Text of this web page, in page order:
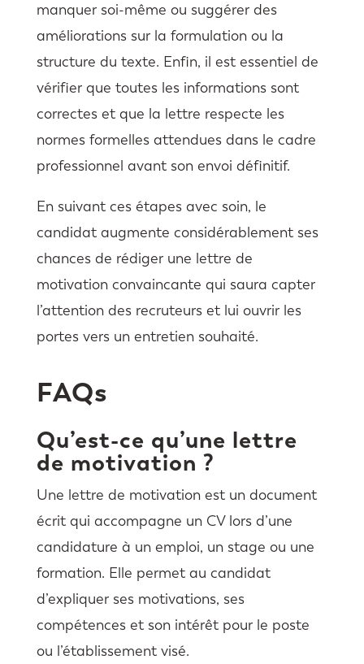
manquer soi-même ou suggérer des
améliorations sur la formulation ou la
structure du texte. Enfin, il est essentiel de
vérifier que toutes les informations sont
correctes et que la lettre respecte les
normes formelles attendues dans le cadre
professionnel avant son envoi définitif.
En suivant ces étapes avec soin, le
candidat augmente considérablement ses
chances de rédiger une lettre de
motivation convaincante qui saura capter
l’attention des recruteurs et lui ouvrir les
portes vers un entretien souhaité.
FAQs
Qu’est-ce qu’une lettre
de motivation ?
Une lettre de motivation est un document
écrit qui accompagne un CV lors d’une
candidature à un emploi, un stage ou une
formation. Elle permet au candidat
d’expliquer ses motivations, ses
compétences et son intérêt pour le poste
ou l’établissement visé.